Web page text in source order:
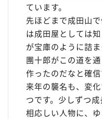
ています。
先ほどまで成田山
は成田屋としては
が宝庫のように詰
團十郎がこの道を
作ったのだなと確
来年の襲名も、変
つです。少しずつ
相応しい人物に、